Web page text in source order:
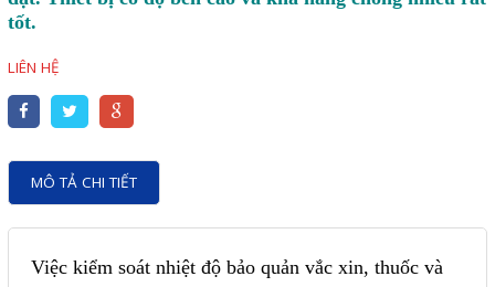
tốt.
LIÊN HỆ
MÔ TẢ CHI TIẾT
Việc kiểm soát nhiệt độ bảo quản vắc xin, thuốc và
Motor Servo / Driver Servo
Servo
Cân Điện Tử
Thiết bị thu thập dữ liệu,
truyền và lưu trữ dữ liệu
sát